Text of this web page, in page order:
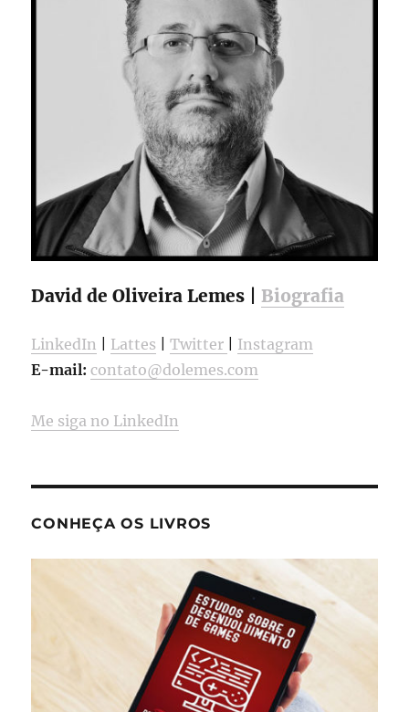
David de Oliveira Lemes |Biografia
LinkedIn Lattes |Twitter
Instagram
E-mail: contato@dolemes.com
Me siga no LinkedIn
CONHEÇA OS LIVROS